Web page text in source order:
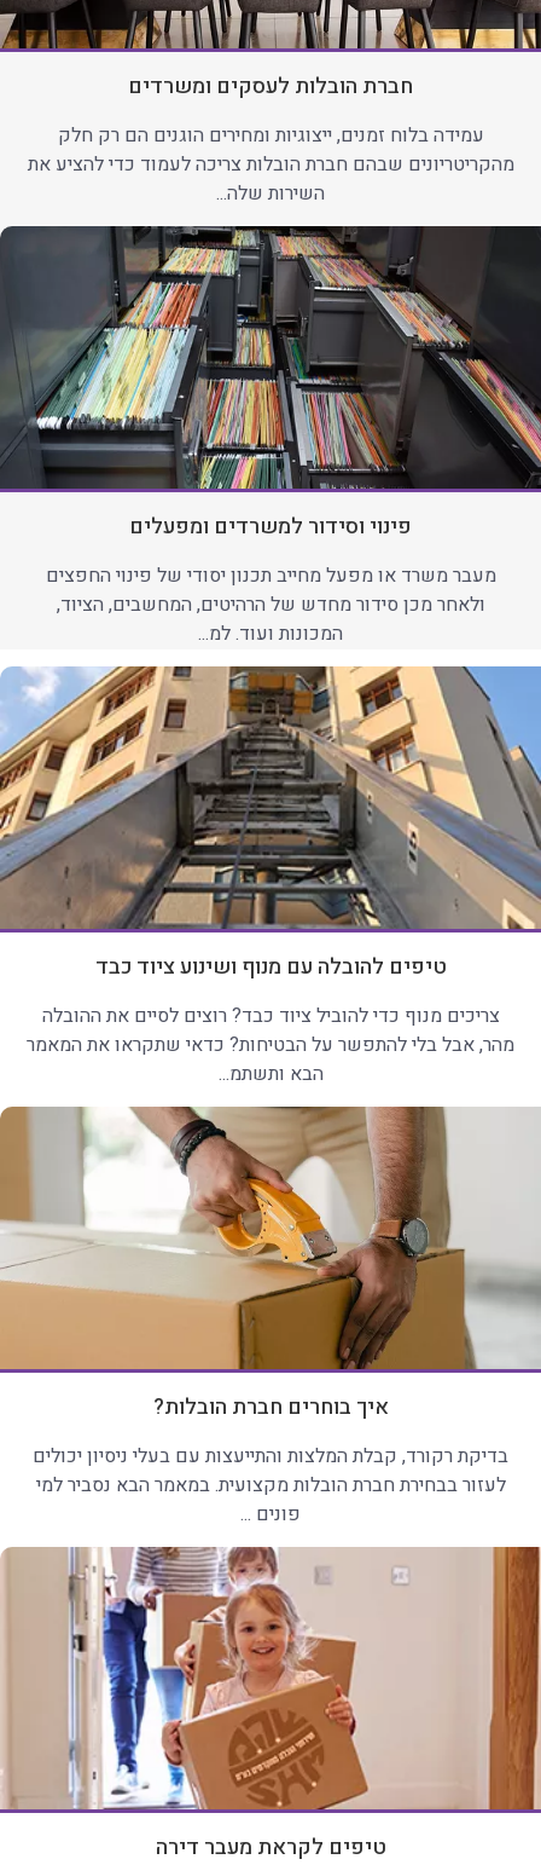
חברת הובלות לעסקים ומשרדים
עמידה בלוח זמנים, ייצוגיות ומחירים הוגנים הם רק חלק
מהקריטריונים שבהם חברת הובלות צריכה לעמוד כדי להציע את
השירות שלה...
פינוי וסידור למשרדים ומפעלים
מעבר משרד או מפעל מחייב תכנון יסודי של פינוי החפצים
ולאחר מכן סידור מחדש של הרהיטים, המחשבים, הציוד,
המכונות ועוד. למ...
טיפים להובלה עם מנוף ושינוע ציוד כבד
צריכים מנוף כדי להוביל ציוד כבד? רוצים לסיים את ההובלה
מהר, אבל בלי להתפשר על הבטיחות? כדאי שתקראו את המאמר
הבא ותשתמ...
איך בוחרים חברת הובלות?
בדיקת רקורד, קבלת המלצות והתייעצות עם בעלי ניסיון יכולים
לעזור בבחירת חברת הובלות מקצועית. במאמר הבא נסביר למי
פונים ...
טיפים לקראת מעבר דירה